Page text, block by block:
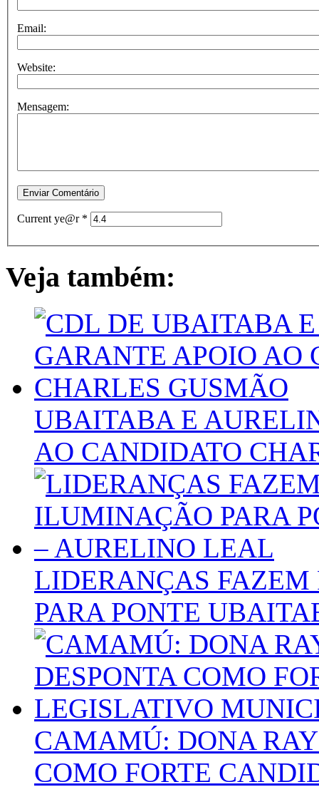
Email:
Website:
Mensagem:
Current ye@r *
Veja também:
UBAITABA E
AO CANDIDATO
LIDERANÇAS
PARA PONTE
CAMAMÚ: DONA
COMO FORTE